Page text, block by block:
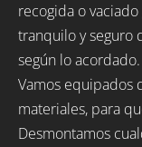
recogida o
tranquilo y seguro
según lo acordado.
Vamos equipados
materiales, para
Desmontamos